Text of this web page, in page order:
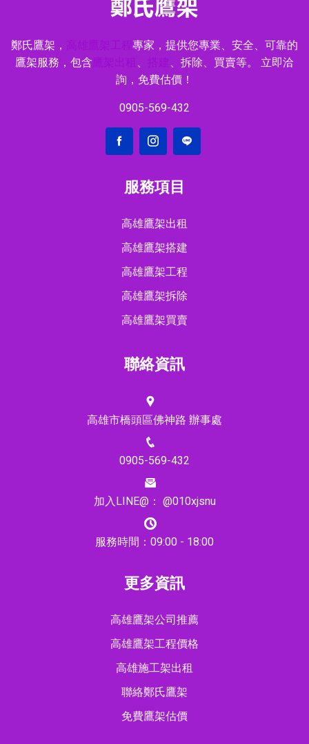
鄭氏鷹架，
專家，提供您專業、安全、可靠的
鷹架服務，包含
、
、拆除、買賣等。 立即洽
詢，免費估價！
0905-569-432
服務項目
高雄鷹架出租
高雄鷹架搭建
高雄鷹架工程
高雄鷹架拆除
高雄鷹架買賣
聯絡資訊
高雄市橋頭區佛神路 辦事處
0905-569-432
加入LINE@： @010xjsnu
服務時間：09:00 - 18:00
更多資訊
高雄鷹架公司推薦
高雄鷹架工程價格
高雄施工架出租
聯絡鄭氏鷹架
免費鷹架估價